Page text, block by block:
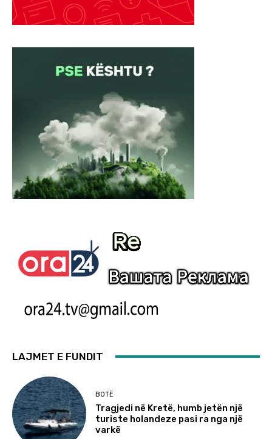
LAJMET E FUNDIT
BOTË
Tragjedi në Kretë, humb jetën një
turiste holandeze pasi ra nga një
varkë